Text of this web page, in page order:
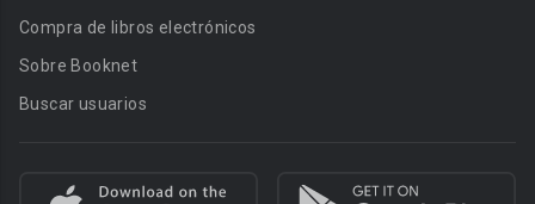
Compra de libros electrónicos
Sobre Booknet
Buscar usuarios